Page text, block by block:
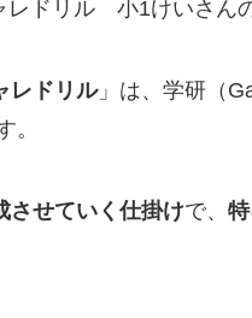
レドリル」は、学研（
。
させていく仕掛けで、